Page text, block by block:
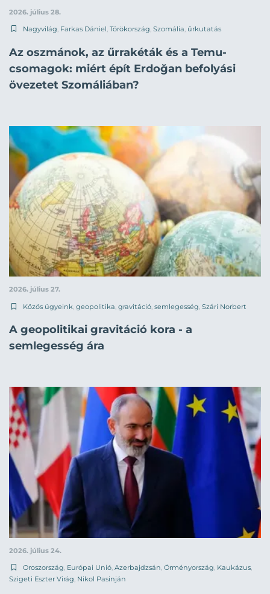
2026. július 28.
Nagyvilág, Farkas Dániel, Törökország, Szomália, űrkutatás
Az oszmánok, az űrrakéták és a Temu-
csomagok: miért épít Erdoğan befolyási
övezetet Szomáliában?
2026. július 27.
Közös ügyeink geopolitika gravitáció semlegesség Szári Norbert
A geopolitikai gravitáció kora - a
semlegesség ára
2026. július 24.
Oroszország Európai Unió Azerbajdzsán Örményország Kaukázus
Szigeti Eszter Virág Nikol Pasinján